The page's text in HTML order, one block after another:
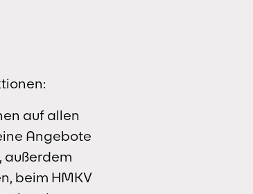
auf allen
Angebote
außerdem
beim HMKV